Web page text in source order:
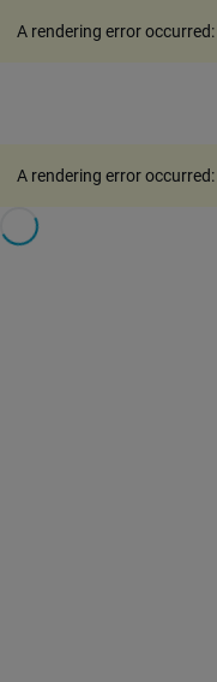
A rendering error occurred:
A rendering error occurred: